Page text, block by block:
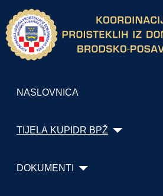
NASLOVNICA
TIJELA KUPIDR BPŽ
DOKUMENTI